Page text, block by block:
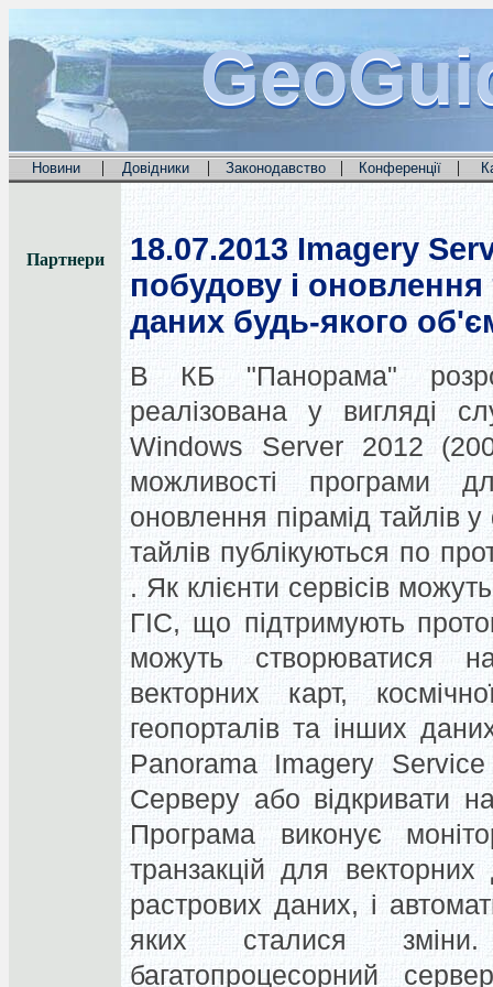
Новини | Довідники | Законодавство | Конференції |
Партнери 18.07.2013 Imagery
побудову і
даних будь-якого
В КБ "Панорама"
реалізована у вигляді
Windows Server 2012
можливості програми
оновлення пірамід тайлів
тайлів публікуються по
. Як клієнти сервісів
ГІС, що підтримують
можуть створюватися
векторних карт,
геопорталів та інших
Panorama Imagery
Серверу або відкривати
Програма виконує
транзакцій для
растрових даних, і
яких сталися
багатопроцесорний